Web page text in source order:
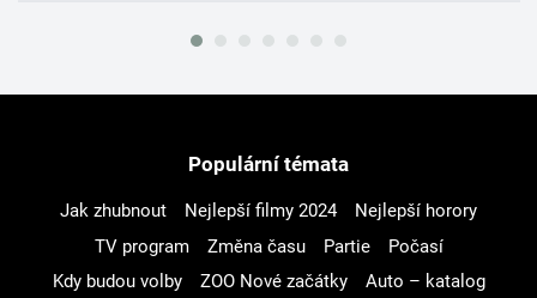
Populární témata
Jak zhubnout Nejlepší filmy 2024
Nejlepší horory
TV program
Změna času Partie
Počasí
Kdy budou volby
ZOO Nové začátky
Auto – katalog